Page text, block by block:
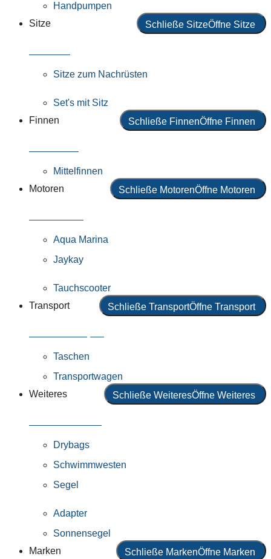
Handpumpen
Sitze
Schließe SitzeÖffne Sitze
Sitze zum Nachrüsten
Set's mit Sitz
Finnen
Schließe FinnenÖffne Finnen
Mittelfinnen
Motoren
Schließe MotorenÖffne Motoren
Aqua Marina
Jaykay
Tauchscooter
Transport
Schließe TransportÖffne Transport
Taschen
Transportwagen
Weiteres
Schließe WeiteresÖffne Weiteres
Drybags
Schwimmwesten
Segel
Adapter
Sonnensegel
Marken
Schließe MarkenÖffne Marken